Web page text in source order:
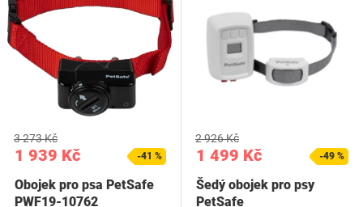
1 939 Kč
3 273 Kč
-41 %
Obojek pro psa PetSafe
PWF19-10762
1 499 Kč
2 926 Kč
-49 %
Šedý obojek pro psy
PetSafe